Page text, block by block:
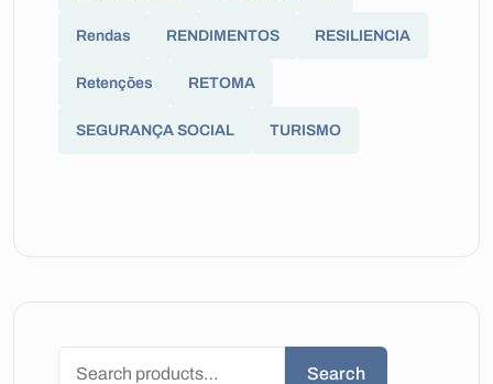
Rendas RENDIMENTOS RESILIENCIA
Retenções RETOMA
SEGURANÇA SOCIAL TURISMO
Search